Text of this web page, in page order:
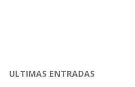
ULTIMAS ENTRADAS